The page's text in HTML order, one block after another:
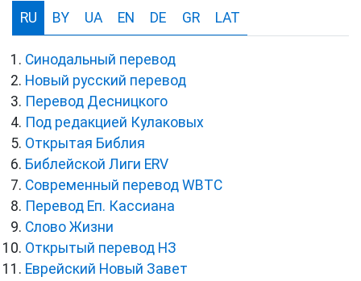
RU BY UA EN DE GR LAT
Синодальный перевод
Новый русский перевод
Перевод Десницкого
Под редакцией Кулаковых
Открытая Библия
Библейской Лиги ERV
Cовременный перевод WBTC
Перевод Еп. Кассиана
Слово Жизни
Открытый перевод НЗ
Еврейский Новый Завет